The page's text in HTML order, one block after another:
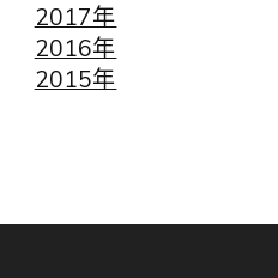
2017年
2016年
2015年